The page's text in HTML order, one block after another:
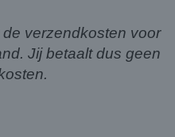
verzendkosten voor
Jij betaalt dus geen